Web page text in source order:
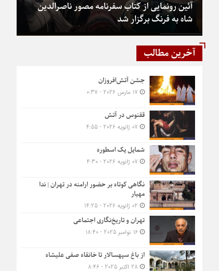
آئین رونمایی از کتاب سفرنامه مصور ناصرالدین
شاه به فرنگ برگزار شد
آخرین مطالب
جشن آتش‌افروزان
ققنوس در آتش
شمایل یک اسطوره
نگاهی کوتاه بر حضور ارامنه در تهران | ندا
مهیار
تهران و تاریخ‌نگاری اجتماعی
16 نوامبر 2025 - 18:40
از باغ سپهسالار تا خانقاه صفی علیشاه